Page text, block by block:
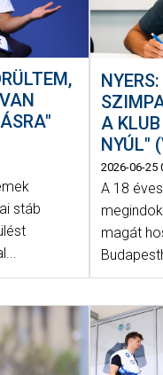
stáb
A
NYÚL"
2026-06-25
A 18
magát